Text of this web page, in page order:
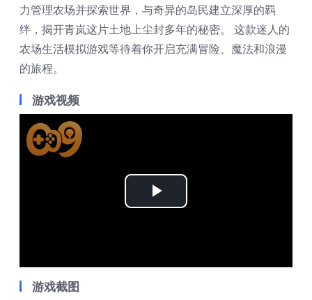
力管理农场并探索世界，与奇异的岛民建立深厚的羁
绊，揭开青岚这片土地上尘封多年的秘密。 这款迷人的
农场生活模拟游戏等待着你开启充满冒险、魔法和浪漫
的旅程。
游戏视频
Play
游戏截图